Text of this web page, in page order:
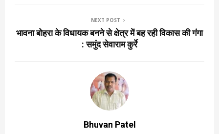
NEXT POST
भावना बोहरा के विधायक बनने से क्षेत्र में बह रही विकास की गंगा
: समुंद सेवाराम कुर्रे
Bhuvan Patel